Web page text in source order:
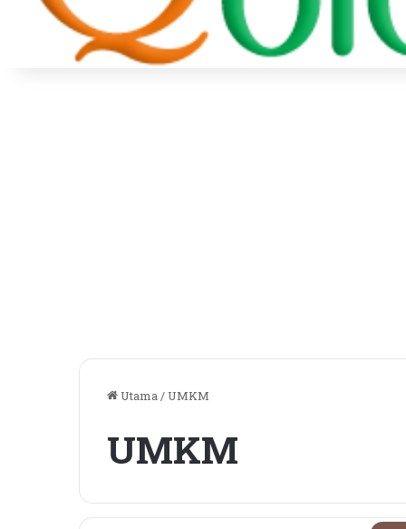
Utama/UMKM
UMKM